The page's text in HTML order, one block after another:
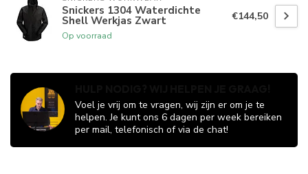
Snickers 1304 Waterdichte
Shell Werkjas Zwart
Op voorraad
€144,50
Voel je vrij om te vragen, wij zijn er om je te
helpen. Je kunt ons 6 dagen per week bereiken
per mail, telefonisch of via de chat!